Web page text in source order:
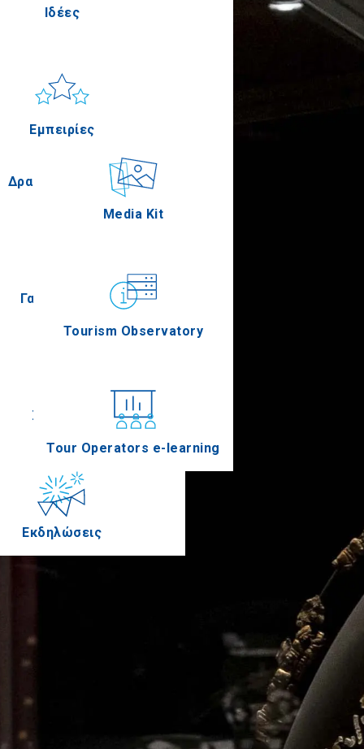
Δραστηριότητες
Γαστρονομία
Συνέδρια
Εκδηλώσεις
Media Kit
Tourism Observatory
Tour Operators e-learning
Ιδέες
Εμπειρίες